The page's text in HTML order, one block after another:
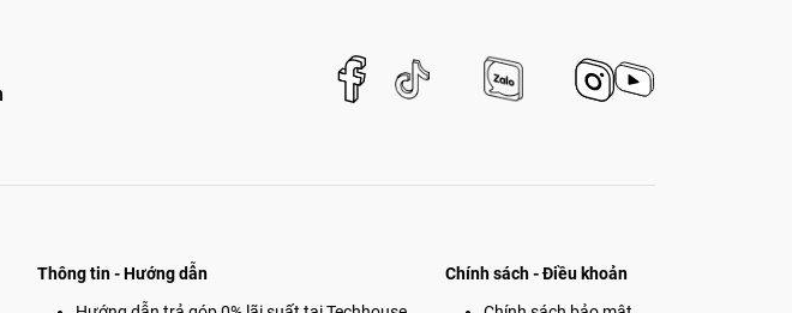
Chính sách thanh toán